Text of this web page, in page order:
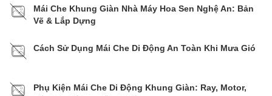
Mái Che Khung Giàn Nhà Máy Hoa Sen Nghệ An: Bản
Vẽ & Lắp Dựng
Cách Sử Dụng Mái Che Di Động An Toàn Khi Mưa Gió
Phụ Kiện Mái Che Di Động Khung Giàn: Ray, Motor,